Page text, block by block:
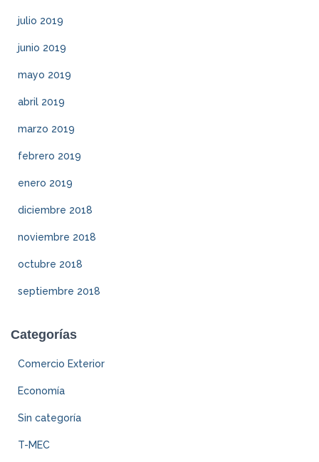
julio 2019
junio 2019
mayo 2019
abril 2019
marzo 2019
febrero 2019
enero 2019
diciembre 2018
noviembre 2018
octubre 2018
septiembre 2018
Categorías
Comercio Exterior
Economía
Sin categoría
T-MEC